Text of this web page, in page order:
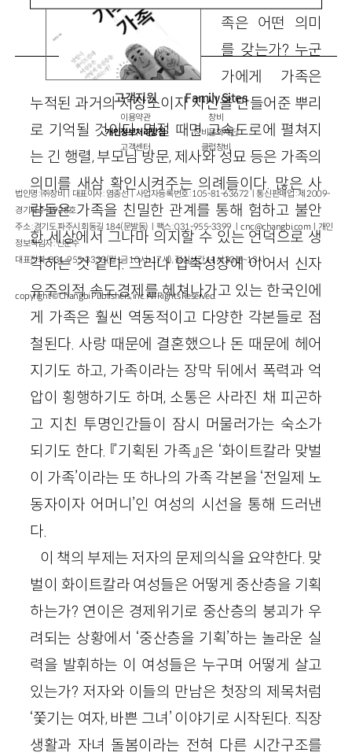
족은 어떤 의미
를 갖는가? 누군
가에게 가족은
누적된 과거의 저장소이자 자신을 만들어준 뿌리
로 기억될 것이다. 명절 때면 고속도로에 펼쳐지
는 긴 행렬, 부모님 방문, 제사와 성묘 등은 가족의
의미를 새삼 확인시켜주는 의례들이다. 많은 사
람들은 가족을 친밀한 관계를 통해 험하고 불안
한 세상에서 그나마 의지할 수 있는 언덕으로 생
각하는 것 같다. 그러나 압축성장에 이어서 신자
유주의적 속도경제를 헤쳐나가고 있는 한국인에
게 가족은 훨씬 역동적이고 다양한 각본들로 점
철된다. 사랑 때문에 결혼했으나 돈 때문에 헤어
지기도 하고, 가족이라는 장막 뒤에서 폭력과 억
압이 횡행하기도 하며, 소통은 사라진 채 피곤하
고 지친 투명인간들이 잠시 머물러가는 숙소가
되기도 한다. 『기획된 가족』은 ‘화이트칼라 맞벌
이 가족’이라는 또 하나의 가족 각본을 ‘전일제 노
동자이자 어머니’인 여성의 시선을 통해 드러낸
다.
이 책의 부제는 저자의 문제의식을 요약한다. 맞
벌이 화이트칼라 여성들은 어떻게 중산층을 기획
하는가? 연이은 경제위기로 중산층의 붕괴가 우
려되는 상황에서 ‘중산층을 기획’하는 놀라운 실
력을 발휘하는 이 여성들은 누구며 어떻게 살고
있는가? 저자와 이들의 만남은 첫장의 제목처럼
‘쫓기는 여자, 바쁜 그녀’ 이야기로 시작된다. 직장
생활과 자녀 돌봄이라는 전혀 다른 시간구조를
고객지원
이용약관
개인정보처리방침
고객센터
Family Sites
창비
창비문화재단
클럽창비
법인명 : ㈜창비ㅣ대표이사 : 염종선ㅣ사업자등록번호 : 105-81-63672ㅣ통신판매업 : 제 2009-
경기파주-1928호
주소 : 경기도 파주시 회동길 184(문발동)ㅣ팩스 : 031-955-3399 ㅣcnc@changbi.com ㅣ개인
정보책임자 : 신문수
대표전화 : 031-955-3333(월~금 10시~17시), 점심시간 11시 30분~13시
copyright © Changbi Publishers, inc. All Rights Reserved.